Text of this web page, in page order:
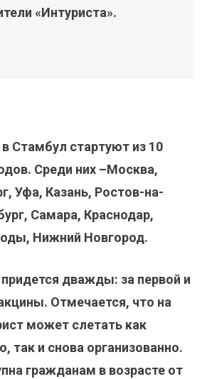
«Интуриста».
Стамбул стартуют из 10
Среди них –Москва,
Уфа, Казань, Ростов-на-
Самара, Краснодар,
Нижний Новгород.
дважды: за первой и
Отмечается, что на
может слетать как
так и снова организованно.
гражданам в возрасте от